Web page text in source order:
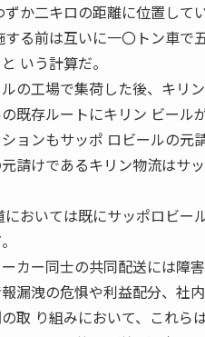
か二キロの距離に位置してい
する前は互いに一〇トン車
いう計算だ。
の工場で集荷した後、キリン
既存ルートにキリン ビール
ョンもサッポ ロビールの元
請けであるキリン物流はサ
においては既にサッポロビ
カー同士の共同配送には障害
漏洩の危惧や利益配分、社
取 り組みにおいて、これら